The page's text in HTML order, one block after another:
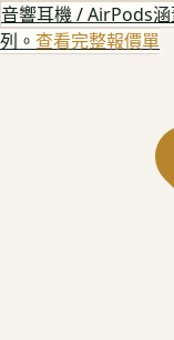
音響耳機 / AirPods
列。 查看完整報價單